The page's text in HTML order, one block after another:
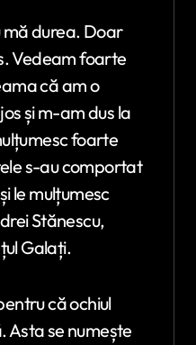
mă durea. Doar
Vedeam foarte
că am o
și m-am dus la
foarte
s-au comportat
le mulțumesc
Stănescu,
Galați.
că ochiul
Asta se numește